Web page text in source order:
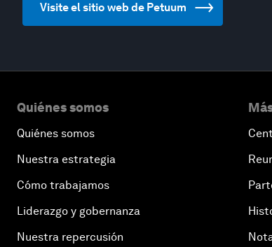
Visite el sitio web de Petuum
Quiénes somos
Quiénes somos
Nuestra estrategia
Cómo trabajamos
Liderazgo y gobernanza
Nuestra repercusión